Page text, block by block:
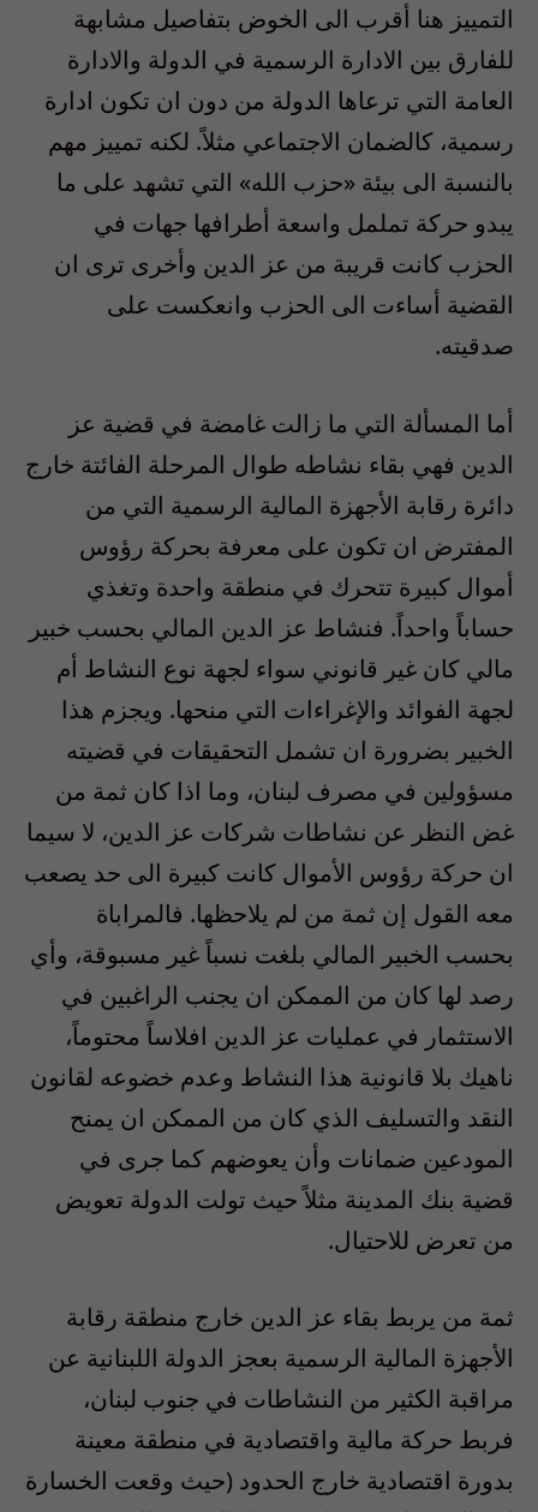
التمييز هنا أقرب الى الخوض بتفاصيل مشابهة
للفارق بين الادارة الرسمية في الدولة والادارة
العامة التي ترعاها الدولة من دون ان تكون ادارة
رسمية، كالضمان الاجتماعي مثلاً. لكنه تمييز مهم
بالنسبة الى بيئة «حزب الله» التي تشهد على ما
يبدو حركة تململ واسعة أطرافها جهات في
الحزب كانت قريبة من عز الدين وأخرى ترى ان
القضية أساءت الى الحزب وانعكست على
صدقيته.
أما المسألة التي ما زالت غامضة في قضية عز
الدين فهي بقاء نشاطه طوال المرحلة الفائتة خارج
دائرة رقابة الأجهزة المالية الرسمية التي من
المفترض ان تكون على معرفة بحركة رؤوس
أموال كبيرة تتحرك في منطقة واحدة وتغذي
حساباً واحداً. فنشاط عز الدين المالي بحسب خبير
مالي كان غير قانوني سواء لجهة نوع النشاط أم
لجهة الفوائد والإغراءات التي منحها. ويجزم هذا
الخبير بضرورة ان تشمل التحقيقات في قضيته
مسؤولين في مصرف لبنان، وما اذا كان ثمة من
غض النظر عن نشاطات شركات عز الدين، لا سيما
ان حركة رؤوس الأموال كانت كبيرة الى حد يصعب
معه القول إن ثمة من لم يلاحظها. فالمراباة
بحسب الخبير المالي بلغت نسباً غير مسبوقة، وأي
رصد لها كان من الممكن ان يجنب الراغبين في
الاستثمار في عمليات عز الدين افلاساً محتوماً،
ناهيك بلا قانونية هذا النشاط وعدم خضوعه لقانون
النقد والتسليف الذي كان من الممكن ان يمنح
المودعين ضمانات وأن يعوضهم كما جرى في
قضية بنك المدينة مثلاً حيث تولت الدولة تعويض
من تعرض للاحتيال.
ثمة من يربط بقاء عز الدين خارج منطقة رقابة
الأجهزة المالية الرسمية بعجز الدولة اللبنانية عن
مراقبة الكثير من النشاطات في جنوب لبنان،
فربط حركة مالية واقتصادية في منطقة معينة
بدورة اقتصادية خارج الحدود (حيث وقعت الخسارة